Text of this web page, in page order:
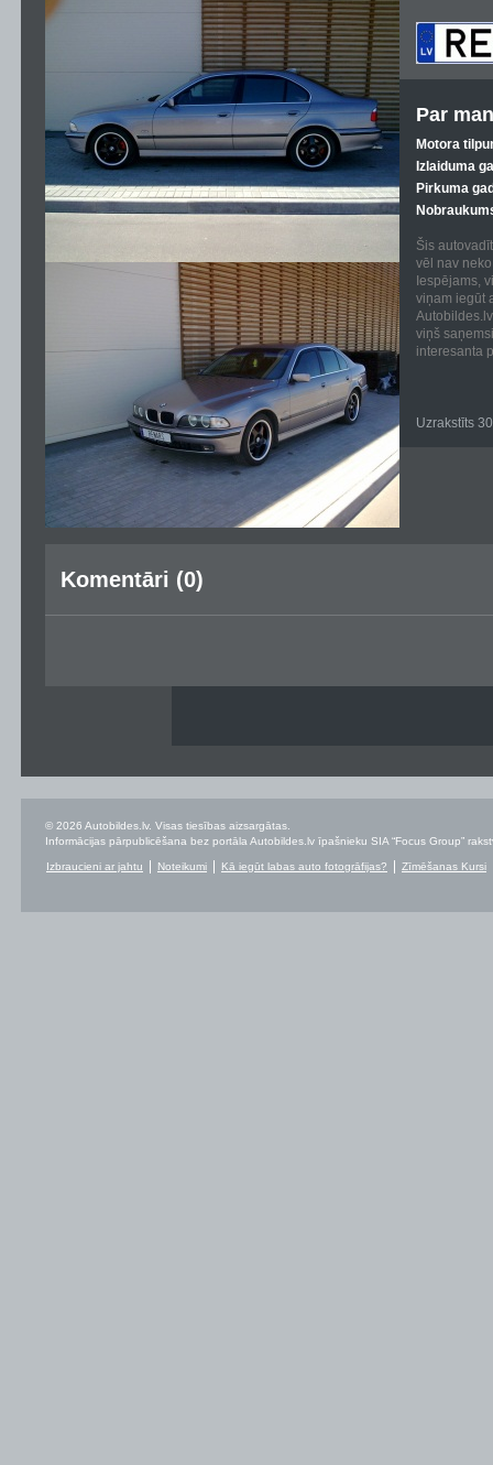
Par
Motora
Izlaiduma
Pirkuma
Šis
vēl nav
Iespējams,
viņam iegūt
viņš
interesanta
Uzrakstīts
Komentāri (0)
© 2026 Autobildes.lv. Visas tiesības aizsargātas.
Informācijas pārpublicēšana bez portāla Autobildes.lv īpašnieku SIA “Focus Group”
Izbraucieni ar jahtu Noteikumi Kā iegūt labas auto fotogrāfijas? Zīmēšanas Kursi